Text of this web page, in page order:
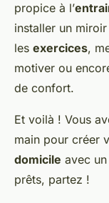
propice à l’
installer un
les exercices,
motiver ou
de confort.
Et voilà ! Vous
main pour créer
domicile avec
prêts, partez !